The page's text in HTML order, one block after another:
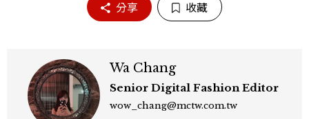
分享 收藏
Wa Chang
Senior Digital Fashion Editor
wow_chang@mctw.com.tw